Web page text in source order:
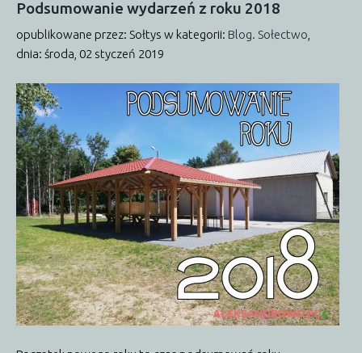
Podsumowanie wydarzeń z roku 2018
opublikowane przez: Sołtys w kategorii: Blog. Sołectwo
dnia: środa, 02 styczeń 2019